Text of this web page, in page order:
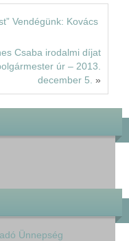
Vendégünk: Kovács
Csaba irodalmi díjat
úr – 2013.
december 5. »
Ünnepség